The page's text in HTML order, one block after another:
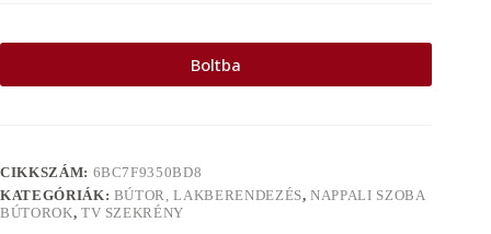
Boltba
CIKKSZÁM: 6BC7F9350BD8
KATEGÓRIÁK: BÚTOR, LAKBERENDEZÉS,NAPPALI SZOBA
BÚTOROK, TV SZEKRÉNY